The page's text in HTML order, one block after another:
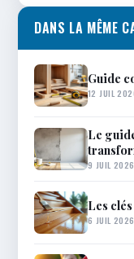
DANS LA MÊME
Guide
12 JUIL
Le
9 JUIL 2026
Les
6 JUIL 2026